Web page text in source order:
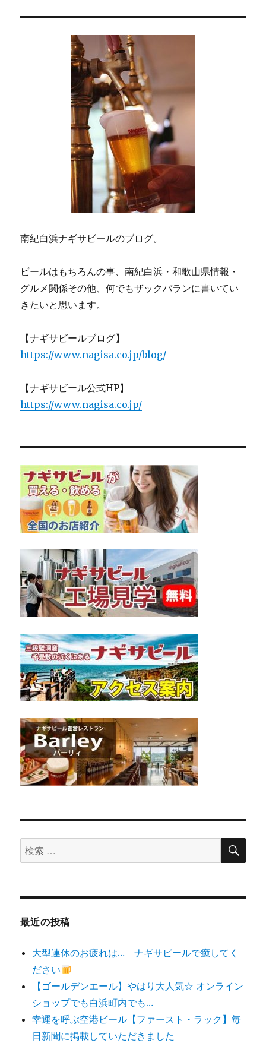
ン
南紀白浜ナギサビールのブログ。
ビールはもちろんの事、南紀白浜・和歌山県情報・
グルメ関係その他、何でもザックバランに書いてい
きたいと思います。
【ナギサビールブログ】
https://www.nagisa.co.jp/blog/
【ナギサビール公式HP】
https://www.nagisa.co.jp/
検
索
象:
検
最近の投稿
大型連休のお疲れは… ナギサビールで癒してく
ださい
【ゴールデンエール】やはり大人気☆ オンライン
ショップでも白浜町内でも…
幸運を呼ぶ空港ビール【ファースト・ラック】毎
日新聞に掲載していただきました